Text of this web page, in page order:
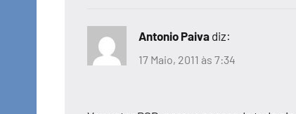
Antonio Paiva diz:
17 Maio, 2011 às 7:34